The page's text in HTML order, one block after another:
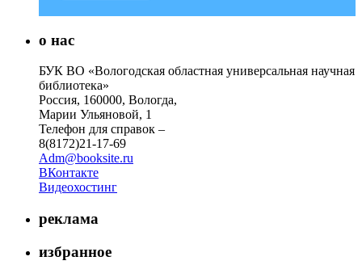
о нас
БУК ВО «Вологодская областная универсальная научная
библиотека»
Россия, 160000, Вологда,
Марии Ульяновой, 1
Телефон для справок –
8(8172)21-17-69
Adm@booksite.ru
ВКонтакте
Видеохостинг
реклама
избранное